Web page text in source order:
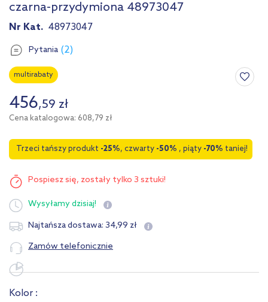
czarna-przydymiona 48973047
Nr Kat. 48973047
Pytania (2)
multirabaty
456,59 zł
Cena katalogowa: 608,79 zł
Trzeci tańszy produkt -25%, czwarty -50% , piąty -70% taniej!
Pospiesz się, zostały tylko 3 sztuki!
Wysyłamydzisiaj!
Najtańsza dostawa: 34,99 zł
Zamów telefonicznie
Kolor :